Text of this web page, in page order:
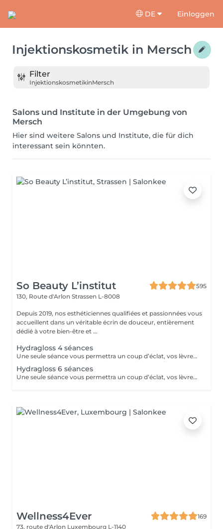
DE Einloggen
Injektionskosmetik in Mersch
Filter
InjektionskosmetikinMersch
Salons und Institute in der Umgebung von
Mersch
Hier sind weitere Salons und Institute, die für dich
interessant sein könnten.
So Beauty L’institut
595
130, Route d'Arlon Strassen L-8008
Depuis 2019, nos esthéticiennes qualifiées et passionnées vous
accueillent dans un véritable écrin de douceur, entièrement
dédié à votre bien-être et ...
Hydragloss 4 séances
Une seule séance vous permettra un coup d’éclat, vos lèvres seront plus confortables, plus lisses, repulpées avec un peu plus de volume. Pour un résultat durable, l’idéal est de faire ce soin sous forme de cure de 4 à 10 séances. Vos lèvres seront hydratées, libérées de l’inconfort de la sécheresse.
Hydragloss 6 séances
Une seule séance vous permettra un coup d’éclat, vos lèvres seront plus confortables, plus lisses, repulpées avec un peu plus de volume. Pour un résultat durable, l’idéal est de faire ce soin sous forme de cure de 4 à 10 séances.
Wellness4Ever
169
73, route d'Arlon Luxembourg L-1140